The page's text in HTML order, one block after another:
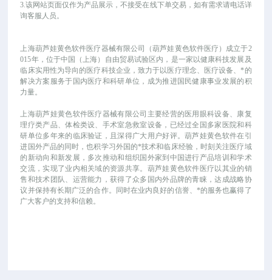
3.该网站页面仅作为产品展示，不接受在线下单交易，如有需求请电话详
询客服人员。
上海葫芦娃黄色软件医疗器械有限公司（葫芦娃黄色软件医疗）成立于2
015年，位于中国（上海）自由贸易试验区内，是一家以健康科技发展及
临床实用性为导向的医疗科技企业，致力于以医疗理念、医疗设备、*的
解决方案服务于国内医疗和科研单位，成为推进国民健康事业发展的积
力量。
上海葫芦娃黄色软件医疗器械有限公司主要经营的医用眼科设备、康复
理疗类产品、体检类设、手术室急救室设备，已经过全国多家医院和科
研单位多年来的临床验证，且深得广大用户好评。葫芦娃黄色软件在引
进国外产品的同时，也积学习外国的*技术和临床经验，时刻关注医疗域
的新动向和新发展，多次推动和组织国外家到中国进行产品培训和学术
交流，实现了业内相关域的资源共享。葫芦娃黄色软件医疗以其业的销
售和技术团队、运营能力，获得了众多国内外品牌的青睐，达成战略协
议并保持有长期广泛的合作。同时在业内良好的信誉、*的服务也赢得了
广大客户的支持和信赖。